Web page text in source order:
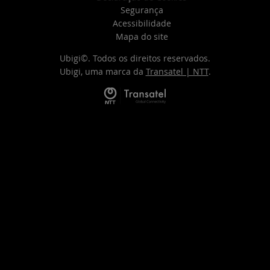
Segurança
Acessibilidade
Mapa do site
Ubigi©. Todos os direitos reservados.
Ubigi, uma marca da Transatel | NTT.